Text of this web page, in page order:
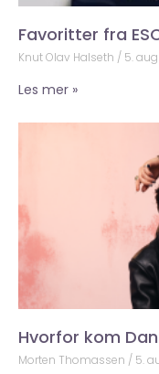
Favoritter fra
Knut Olav Halseth 5.
Les mer »
Hvorfor kom
Morten Thomassen 5.